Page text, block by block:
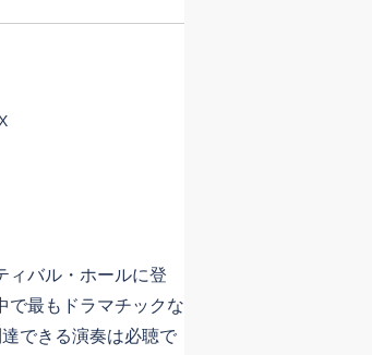
ィバル・ホールに登
で最もドラマチックな
できる演奏は必聴で